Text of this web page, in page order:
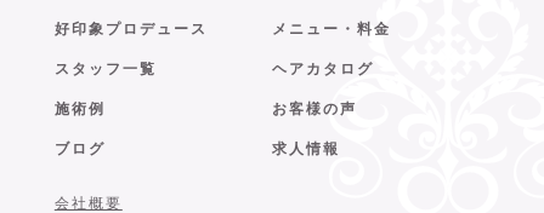
好印象プロデュース メニュー・料金
スタッフ一覧 ヘアカタログ
施術例 お客様の声
ブログ 求人情報
会社概要